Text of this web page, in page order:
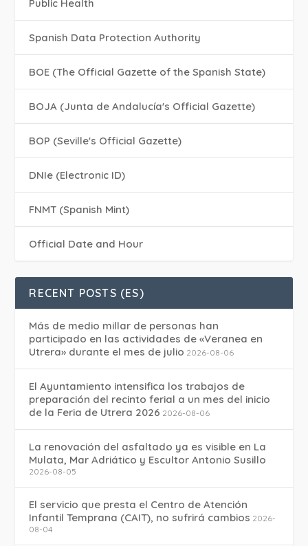
Public Health
Spanish Data Protection Authority
BOE (The Official Gazette of the Spanish State)
BOJA (Junta de Andalucía's Official Gazette)
BOP (Seville's Official Gazette)
DNIe (Electronic ID)
FNMT (Spanish Mint)
Official Date and Hour
RECENT POSTS (ES)
Más de medio millar de personas han
participado en las actividades de «Veranea en
Utrera» durante el mes de julio 2026-08-06
El Ayuntamiento intensifica los trabajos de
preparación del recinto ferial a un mes del inicio
de la Feria de Utrera 2026 2026-08-06
La renovación del asfaltado ya es visible en La
Mulata, Mar Adriático y Escultor Antonio Susillo
2026-08-05
El servicio que presta el Centro de Atención
Infantil Temprana (CAIT), no sufrirá cambios 2026-
08-04